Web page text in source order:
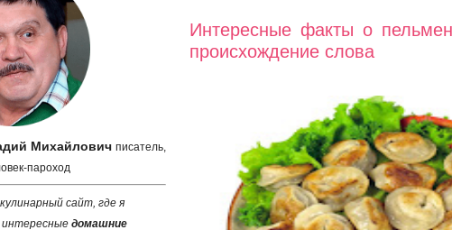
Интересные факты о
происхождение слова
Михайлович писатель,
пароход
сайт, где я
интересные домашние